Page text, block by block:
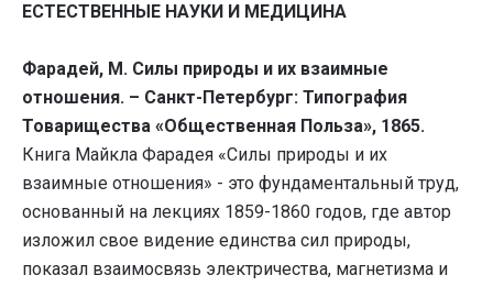
ЕСТЕСТВЕННЫЕ НАУКИ И МЕДИЦИНА
Фарадей, М. Силы природы и их взаимные
отношения. – Санкт-Петербург: Типография
Товарищества «Общественная Польза», 1865.
Книга Майкла Фарадея «Силы природы и их
взаимные отношения» - это фундаментальный труд,
основанный на лекциях 1859-1860 годов, где автор
изложил свое видение единства сил природы,
показал взаимосвязь электричества, магнетизма и